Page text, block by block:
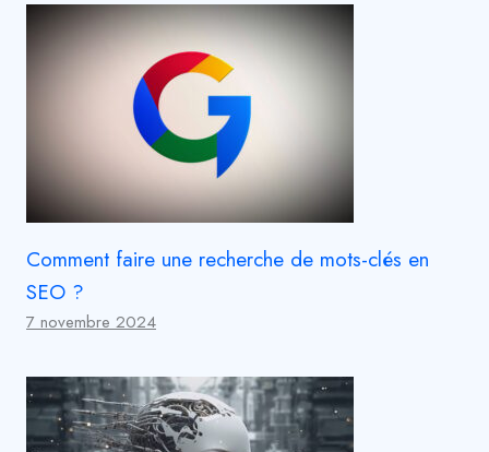
Comment faire une recherche de mots-clés en
SEO ?
7 novembre 2024